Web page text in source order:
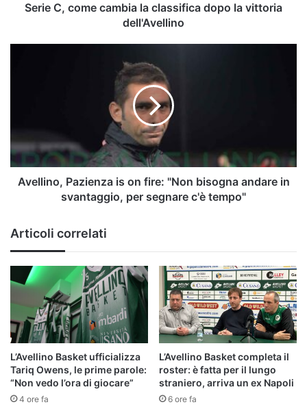
dell'Avellino
Serie C, come cambia la classifica dopo la vittoria
dell'Avellino
andare
in
svantaggio,
tempo"
Avellino, Pazienza is on fire: "Non bisogna andare in
svantaggio, per segnare c'è tempo"
Articoli correlati
L’Avellino Basket ufficializza
Tariq Owens, le prime parole:
“Non vedo l’ora di giocare”
4 ore fa
L’Avellino Basket completa il
roster: è fatta per il lungo
straniero, arriva un ex Napoli
6 ore fa